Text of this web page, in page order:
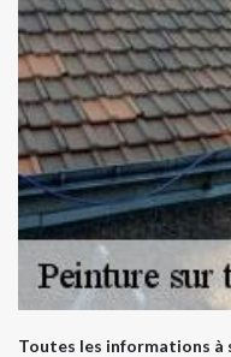
Toutes les informations à